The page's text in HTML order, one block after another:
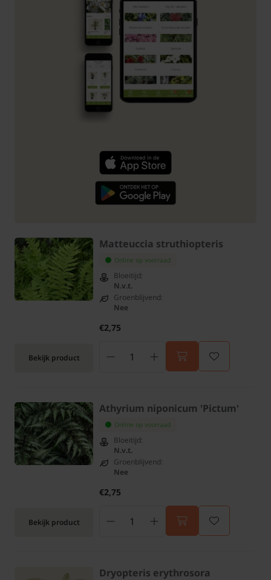
Bekijk product
Matteuccia struthiopteris
Online op voorraad
Bloeitijd:
N.v.t.
Groenblijvend:
Nee
€2,75
Bekijk product
Athyrium niponicum 'Pictum'
Online op voorraad
Bloeitijd:
N.v.t.
Groenblijvend:
Nee
€2,75
Dryopteris erythrosora